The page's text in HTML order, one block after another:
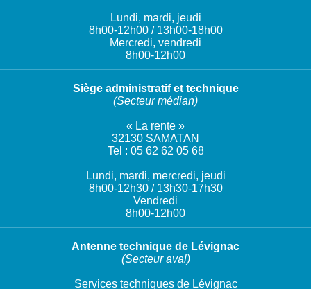
Lundi, mardi, jeudi
8h00-12h00 / 13h00-18h00
Mercredi, vendredi
8h00-12h00
Siège administratif et technique
(Secteur médian)
« La rente »
32130 SAMATAN
Tel : 05 62 62 05 68
Lundi, mardi, mercredi, jeudi
8h00-12h30 / 13h30-17h30
Vendredi
8h00-12h00
Antenne technique de Lévignac
(Secteur aval)
Services techniques de Lévignac